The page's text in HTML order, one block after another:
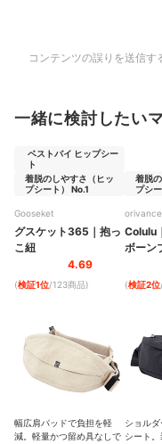
コンテンツの誤りを送信す
一緒に検討したい
ベストバイ ヒップシー
ト
着脱のしやすさ（ヒッ
プシート） No.1
Gooseket
グスケット365 ｜ 抱っ
こ紐
4.69
(検証1位/123商品)
幅広肩パッドで負担を軽
減。軽量かつ留め具なしで
着脱
プシ
orivance
Colulu ｜
ボーン
(検証2位
ショル
シート